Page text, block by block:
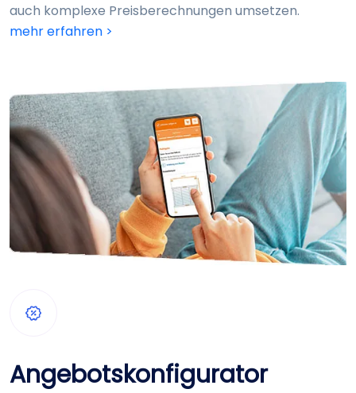
auch komplexe Preis­berechnungen umsetzen.
mehr erfahren >
Angebots­konfigurator